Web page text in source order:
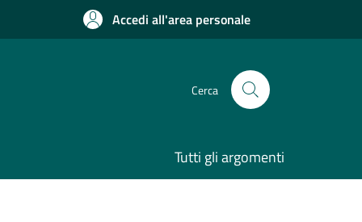
Accedi all'area personale
Cerca
Tutti gli argomenti